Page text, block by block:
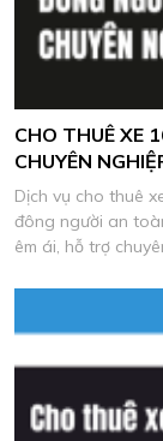
CHO THUÊ XE
CHUYÊN
Dịch vụ cho thuê
đông người an
êm ái, hỗ trợ